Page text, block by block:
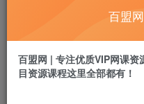
盟币
百盟
百盟网 | 专注优质VIP网课
目资源课程这里全部都有！